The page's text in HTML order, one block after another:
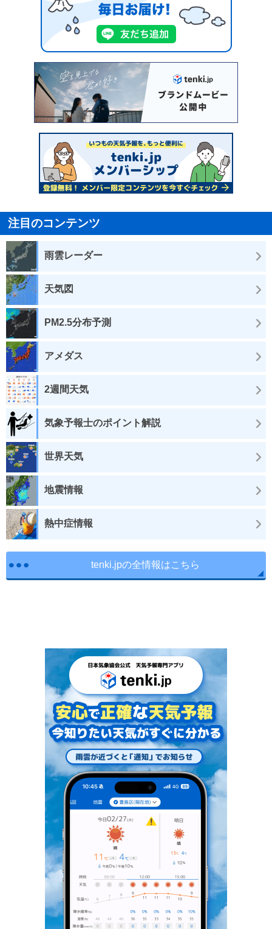
注目のコンテンツ
雨雲レーダー
天気図
PM2.5分布予測
アメダス
2週間天気
気象予報士のポイント解説
世界天気
地震情報
熱中症情報
tenki.jpの全情報はこちら